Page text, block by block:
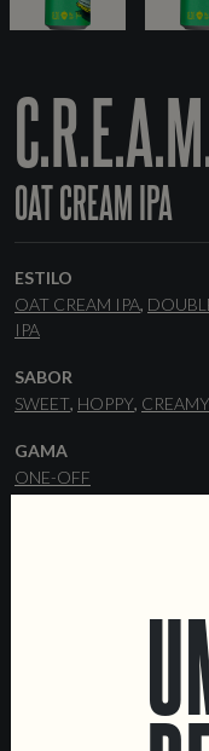
OAT CREAM IPA
ESTILO
OAT CREAM IPA
IPA
SABOR
SWEET HOPPY CREAMY
GAMA
ONE-OFF